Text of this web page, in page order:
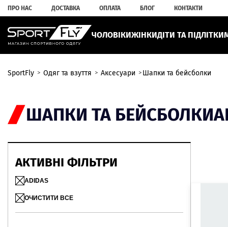
ПРО НАС ДОСТАВКА ОПЛАТА БЛОГ КОНТАКТИ
ЧОЛОВІКИЖІНКИДІТИ ТА ПІДЛІТКИ
SportFly Одяг та взуття Аксесуари Шапки та бейсболки
ШАПКИ ТА БЕЙСБОЛКИ
АКТИВНІ ФІЛЬТРИ
ADIDAS
ОЧИСТИТИ ВСЕ